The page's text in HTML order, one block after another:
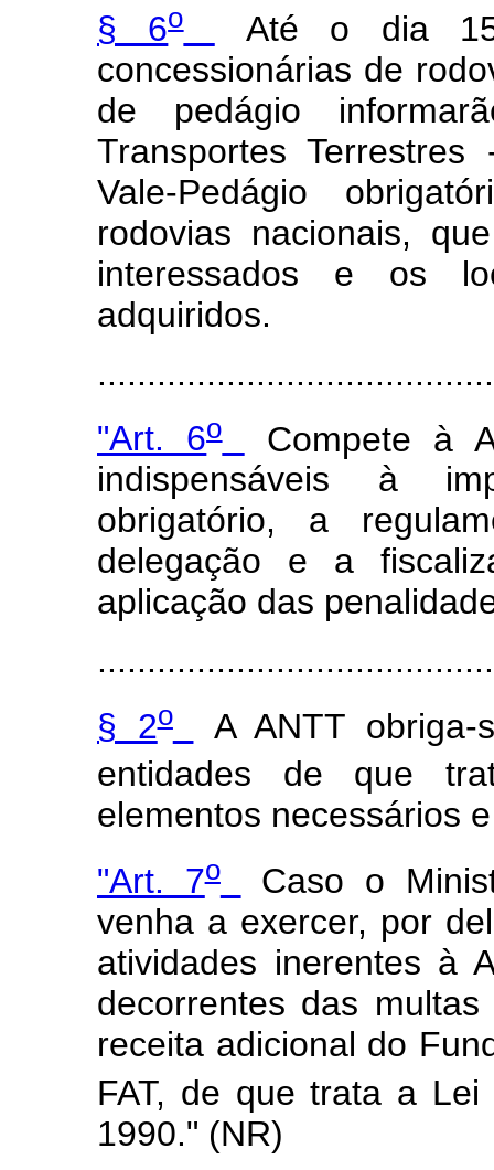
§ 6o
Até o dia
concessionárias de
de pedágio
Transportes
Vale-Pedágio
rodovias nacionais,
interessados e os
adquiridos.
"Art. 6o
Compete à
indispensáveis à
obrigatório, a
delegação e a
aplicação das
§ 2o
A ANTT
entidades de que
elementos necessários
"Art. 7o
Caso o
venha a exercer, por
atividades inerentes à
decorrentes das
receita adicional do
FAT, de que trata a Lei
1990." (NR)